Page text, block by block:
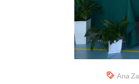
Ana